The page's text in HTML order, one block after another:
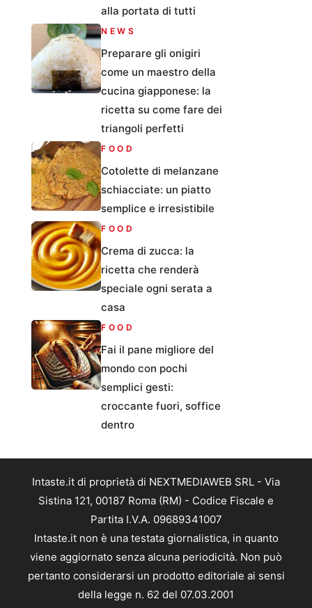
alla portata di tutti
NEWS
Preparare gli onigiri
come un maestro della
cucina giapponese: la
ricetta su come fare dei
triangoli perfetti
FOOD
Cotolette di melanzane
schiacciate: un piatto
semplice e irresistibile
FOOD
Crema di zucca: la
ricetta che renderà
speciale ogni serata a
casa
FOOD
Fai il pane migliore del
mondo con pochi
semplici gesti:
croccante fuori, soffice
dentro
Intaste.it di proprietà di NEXTMEDIAWEB SRL - Via
Sistina 121, 00187 Roma (RM) - Codice Fiscale e
Partita I.V.A. 09689341007
Intaste.it non è una testata giornalistica, in quanto
viene aggiornato senza alcuna periodicità. Non può
pertanto considerarsi un prodotto editoriale ai sensi
della legge n. 62 del 07.03.2001